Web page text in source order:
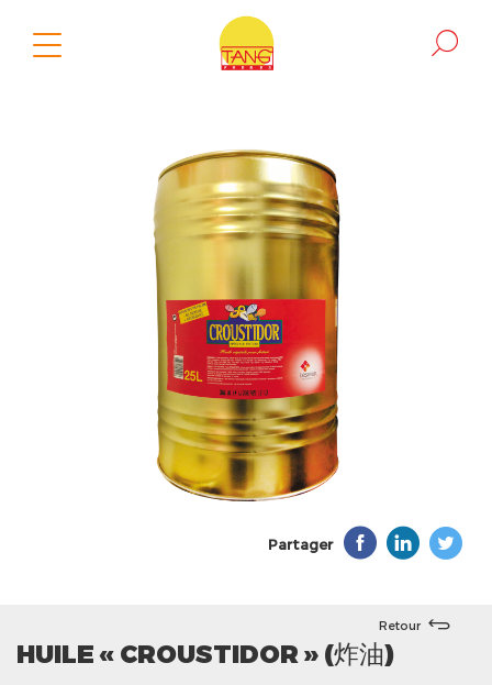
Partager
Retour
HUILE « CROUSTIDOR » (炸油)